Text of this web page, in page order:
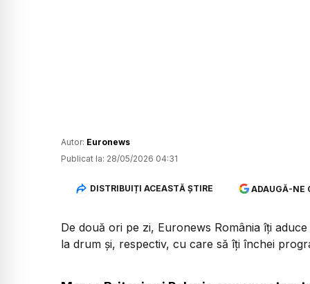
Autor: Euronews
Publicat la: 28/05/2026 04:31
DISTRIBUIȚI ACEASTĂ ȘTIRE ADAUGĂ-NE
De două ori pe zi, Euronews România îți
la drum și, respectiv, cu care să îți închei